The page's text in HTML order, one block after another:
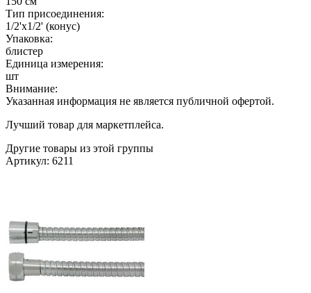
Тип присоединения:
1/2'х1/2' (конус)
Упаковка:
блистер
Единица измерения:
шт
Внимание:
Указанная информация не является публичной офертой.
Лучший товар для маркетплейса.
Другие товары из этой группы
Артикул: 6211